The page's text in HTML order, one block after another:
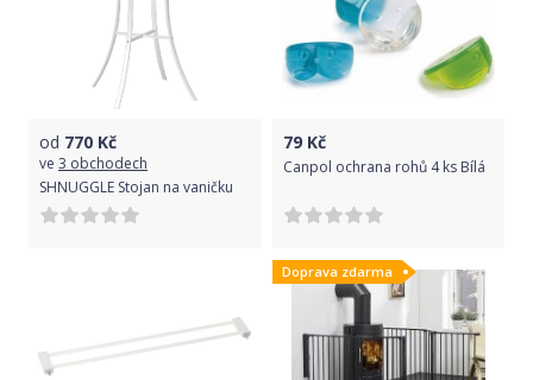
od 770 Kč
ve 3 obchodech
SHNUGGLE Stojan na vaničku
79 Kč
Canpol ochrana rohů 4 ks Bílá
Doprava zdarma